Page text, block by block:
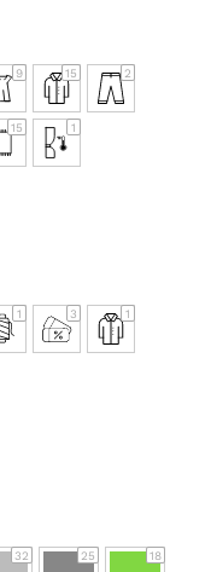
9 15 2
15 1
1 3 1
32 25 18